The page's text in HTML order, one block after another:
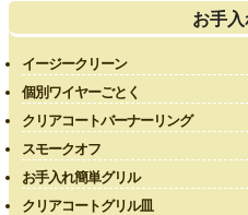
お手
イージークリーン
個別ワイヤーごとく
クリアコートバーナーリング
スモークオフ
お手入れ簡単グリル
クリアコートグリル皿